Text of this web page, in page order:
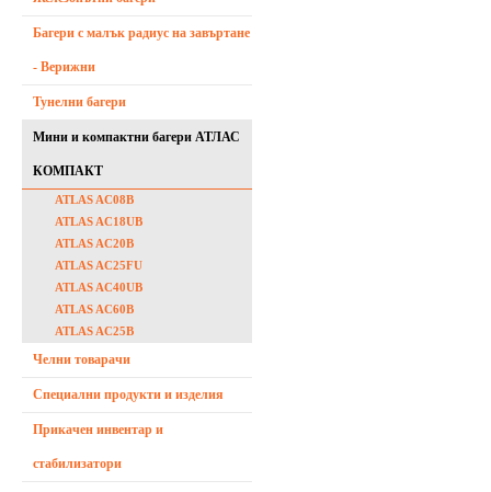
Багери с малък радиус на завъртане
- Верижни
Тунелни багери
Мини и компактни багери АТЛАС
КОМПАКТ
ATLAS AC08B
ATLAS AC18UB
ATLAS AC20B
ATLAS AC25FU
ATLAS AC40UB
ATLAS AC60B
ATLAS AC25B
Челни товарачи
Специални продукти и изделия
Прикачен инвентар и
стабилизатори